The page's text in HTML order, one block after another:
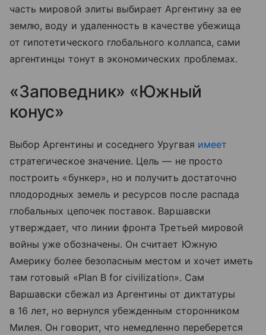
часть мировой элиты выбирает Аргентину за ее
землю, воду и удаленность в качестве убежища
от гипотетического глобального коллапса, сами
аргентинцы тонут в экономических проблемах.
«Заповедник» «Южный
конус»
Выбор Аргентины и соседнего Уругвая имеет
стратегическое значение. Цель — не просто
построить «бункер», но и получить достаточно
плодородных земель и ресурсов после распада
глобальных цепочек поставок. Варшавски
утверждает, что линии фронта Третьей мировой
войны уже обозначены. Он считает Южную
Америку более безопасным местом и хочет иметь
там готовый «Plan B for civilization». Сам
Варшавски сбежал из Аргентины от диктатуры
в 16 лет, но вернулся убежденным сторонником
Милея. Он говорит, что немедленно переберется